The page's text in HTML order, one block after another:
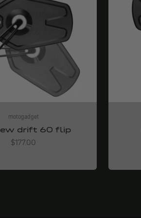
motogadget
drift 60 flip
Angebot
$177.00